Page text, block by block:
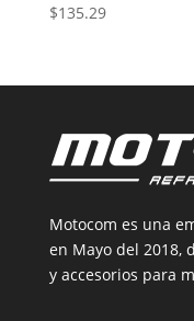
$135.29
Motocom es una
en Mayo del 2018,
y accesorios para